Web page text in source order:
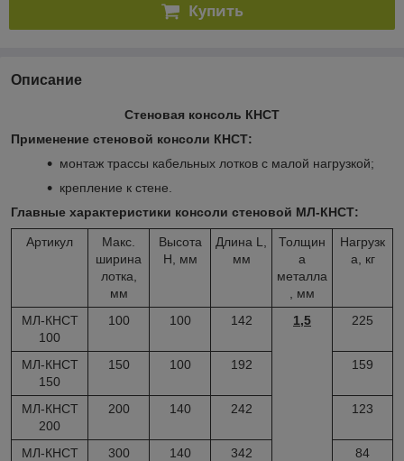
Купить
Описание
Стеновая консоль КНСТ
Применение стеновой консоли КНСТ:
монтаж трассы кабельных лотков с малой нагрузкой;
крепление к стене.
Главные характеристики консоли стеновой МЛ-КНСТ:
Артикул
Макс.
ширина
лотка,
мм
Высота
H, мм
Длина L,
мм
Толщин
а
металла
, мм
Нагрузк
а, кг
МЛ-КНСТ
100
100 100 142 1,5 225
МЛ-КНСТ
150
150 100 192 159
МЛ-КНСТ
200
200 140 242 123
МЛ-КНСТ
300 140 342 84